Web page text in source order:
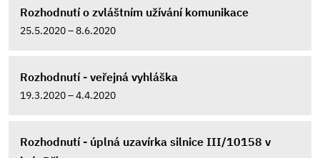
Rozhodnutí o zvláštním užívání komunikace
25.5.2020 – 8.6.2020
Rozhodnutí - veřejná vyhláška
19.3.2020 – 4.4.2020
Rozhodnutí - úplná uzavírka silnice III/10158 v